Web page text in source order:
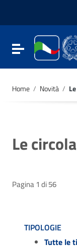
Vai al footer
Attiva / disattiva
Home / Novità /
Le
Pagina 1 di 56
TIPOLOGIE
Tutte le